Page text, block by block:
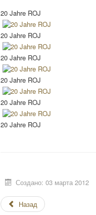
20 Jahre ROJ
20 Jahre ROJ
20 Jahre ROJ
20 Jahre ROJ
20 Jahre ROJ
20 Jahre ROJ
Создано: 03 марта 2012
Назад